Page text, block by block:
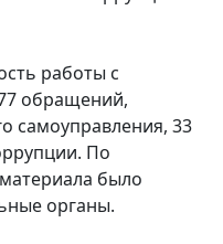
работы с
обращений,
самоуправления, 33
По
было
органы.